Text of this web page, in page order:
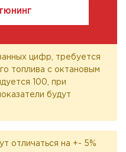
цифр, требуется
топлива с октановым
100, при
будут
отличаться на +- 5%